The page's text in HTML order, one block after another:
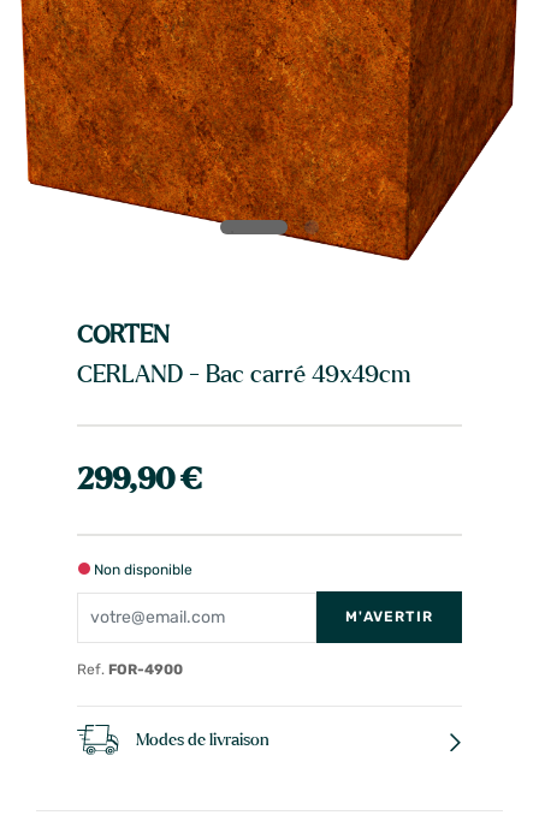
CORTEN
CERLAND - Bac carré 49x49cm
299,90 €
Non disponible
M'AVERTIR
Ref. FOR-4900
Modes de livraison